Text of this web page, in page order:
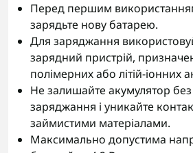
Перед першим
зарядьте нову батарею.
Для заряджання
зарядний пристрій,
полімерних або літій-іонних
Не залишайте акумулятор без
заряджання і уникайте
займистими матеріалами.
Максимально допустима